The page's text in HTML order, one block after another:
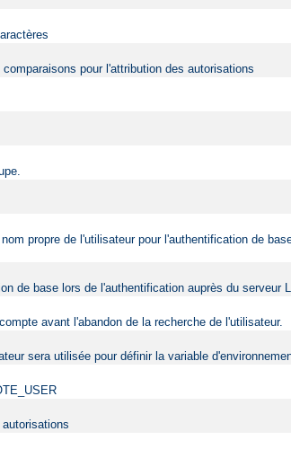
pour l'attribution des autorisations
propre de l'utilisateur pour l'authentification de
de base lors de l'authentification auprès du serveur
avant l'abandon de la recherche de l'utilisateur.
sera utilisée pour définir la variable